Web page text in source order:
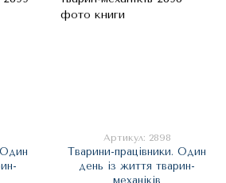
Один
Артикул: 2898
Тварини-працівники. Один
день із життя тварин-
механіків